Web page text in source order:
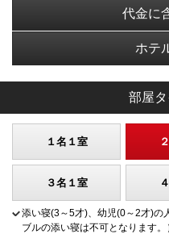
代金に
ホテ
部屋
１名１室
３名１室
添い寝(3～5才)、幼児(0～2才)の
ブルの添い寝は不可となります。